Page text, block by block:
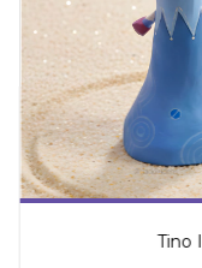
Tino I